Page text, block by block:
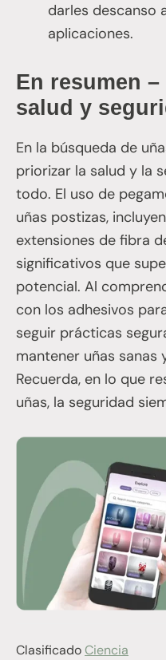
darles descanso
aplicaciones.
En resumen
salud y
En la búsqueda de
priorizar la salud y la
todo. El uso de
uñas postizas,
extensiones de fibra
significativos que
potencial. Al
con los adhesivos
seguir prácticas
mantener uñas sanas
Recuerda, en lo que
uñas, la seguridad
Clasificado Ciencia